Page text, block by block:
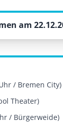
am
/ Bremen City)
Theater)
/ Bürgerweide)